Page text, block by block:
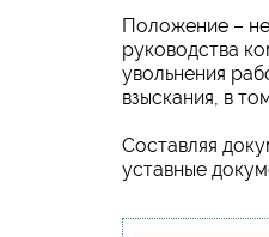
Положение –
руководства
увольнения
взыскания, в
Составляя
уставные